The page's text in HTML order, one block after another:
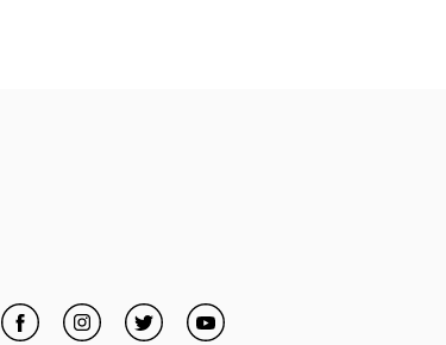
FacebookLink Opens in New Tab
InstagramLink Opens in New Tab
TwitterLink Opens in New Tab
YouTubeLink Opens in New Tab